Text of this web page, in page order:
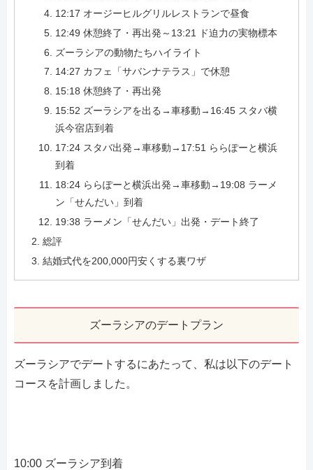
12:17 オージーヒルグリルレストランで昼食
12:49 休憩終了・再出発～13:21 ド迫力の実物標本
ズーラシアの動物たちハイライト
14:27 カフェ「サバンナテラス」で休憩
15:18 休憩終了・再出発
15:52 ズーラシアを出る→車移動→16:45 スタバ横
浜今宿店到着
17:24 スタバ出発→車移動→17:51 ららぽーと横浜
到着
18:24 ららぽーと横浜出発→車移動→19:08 ラーメ
ン「せんだい」到着
19:38 ラーメン「せんだい」出発・デート終了
総評
結婚式代を200,000円安くする裏ワザ
ズーラシアのデートプラン
ズーラシアでデートするにあたって、私は以下のデート
コースを計画しました。
10:00 ズーラシア到着